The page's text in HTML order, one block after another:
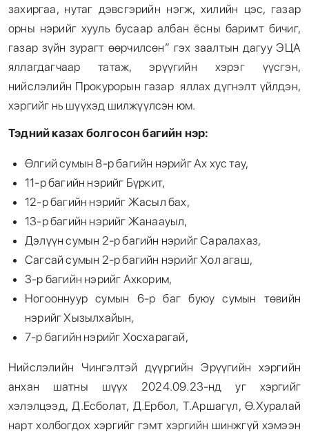
захиргаа, нутаг дэвсгэрийн нэгж, хилийн цэс, газар
орны нэрийг хууль бусаар албан ёсны баримт бичиг,
газар зүйн зурагт өөрчилсөн” гэх заалтын дагуу ЭЦА
яллагдагчаар татаж, эрүүгийн хэрэг үүсгэн,
нийслэлийн Прокурорын газар яллах дүгнэлт үйлдэн,
хэргийг нь шүүхэд шилжүүлсэн юм.
Тэдний казах болгосон багийн нэр:
Өлгий сумын 8-р багийн нэрийг Ах хус тау,
11-р багийн нэрийг Бүркит,
12-р багийн нэрийг Жасыл бах,
13-р багийн нэрийг Жанаауыл,
Дэлүүн сумын 2-р багийн нэрийг Саралахаз,
Сагсай сумын 2-р багийн нэрийг Хол агаш,
3-р багийн нэрийг Ахкорим,
Ногооннуур сумын 6-р баг буюу сумын төвийн
нэрийг Хызылхайын,
7-р багийн нэрийг Хосхарагай,
Нийслэлийн Чингэлтэй дүүргийн Эрүүгийн хэргийн
анхан шатны шүүх 2024.09.23-нд уг хэргийг
хэлэлцээд, Д.Есболат, Д.Ербол, Т.Аршагүл, Ө.Хуралай
нарт холбогдох хэргийг гэмт хэргийн шинжгүй хэмээн